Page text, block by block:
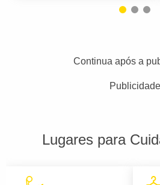
Continua após a
Publicidade
Lugares para